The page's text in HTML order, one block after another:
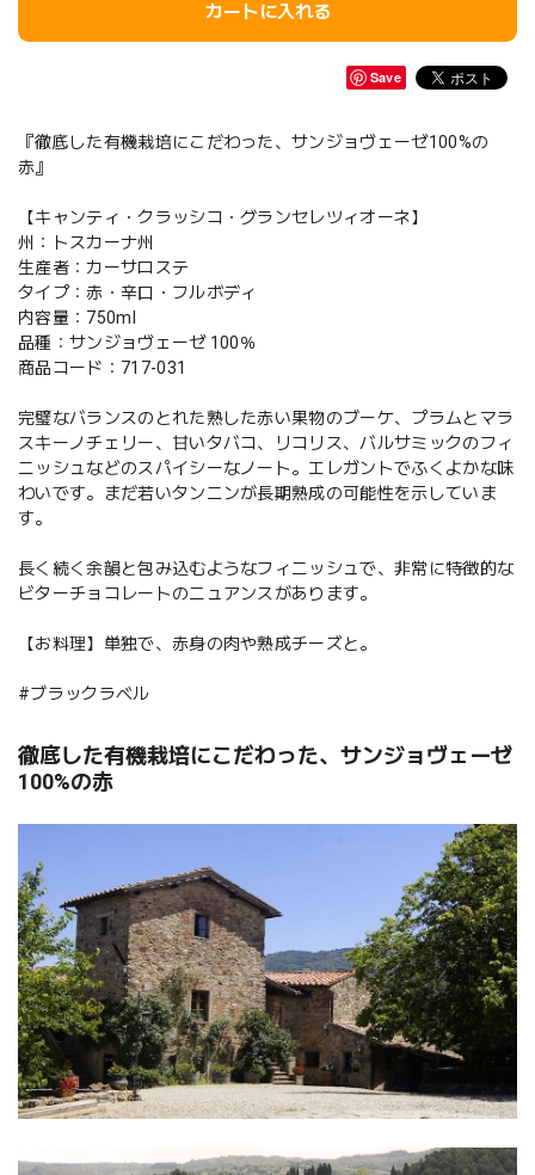
カートに入れる
Save
『徹底した有機栽培にこだわった、サンジョヴェーゼ100%の
赤』
【キャンティ・クラッシコ・グランセレツィオーネ】
州：トスカーナ州
生産者：カーサロステ
タイプ：赤・辛口・フルボディ
内容量：750ml
品種：サンジョヴェーゼ 100％
商品コード：717-031
完璧なバランスのとれた熟した赤い果物のブーケ、プラムとマラ
スキーノチェリー、甘いタバコ、リコリス、バルサミックのフィ
ニッシュなどのスパイシーなノート。エレガントでふくよかな味
わいです。まだ若いタンニンが長期熟成の可能性を示していま
す。
長く続く余韻と包み込むようなフィニッシュで、非常に特徴的な
ビターチョコレートのニュアンスがあります。
【お料理】単独で、赤身の肉や熟成チーズと。
#ブラックラベル
徹底した有機栽培にこだわった、サンジョヴェーゼ
100%の赤